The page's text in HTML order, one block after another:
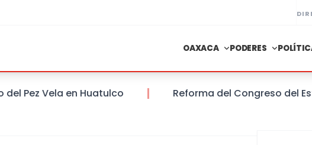
OAXACA PODERES
Vela en Huatulco Reforma del Congreso del